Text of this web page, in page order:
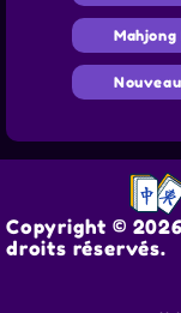
Mahjong
Copyright © 2026
droits réservés.